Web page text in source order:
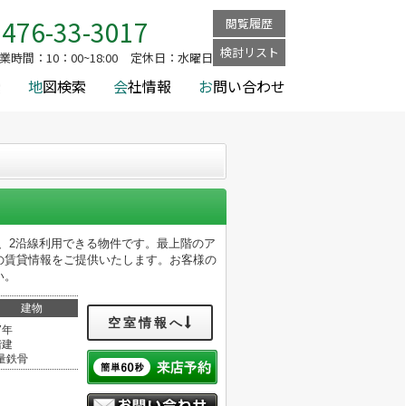
33-3017
時間： 10：00~18:00 定休日： 水曜日
閲覧履歴
検討リスト
地図検索 会社情報 お問い合わせ
2沿線利用できる物件です。最上階のア
貸情報をご提供いたします。お客様の
建物
鉄骨
空室情報へ